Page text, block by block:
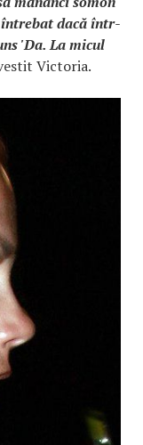
dacă într-
'Da. La micul
Victoria.